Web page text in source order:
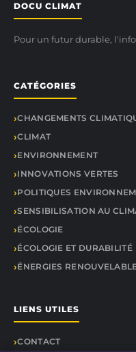
DOCU CLIMAT
Pour un futur durable,
CATÉGORIES
CHANGEMENTS
CLIMAT
ENVIRONNEMENT
INNOVATIONS VERTES
POLITIQUES
SENSIBILISATION AU
ÉCOLOGIE
ÉCOLOGIE ET DURABILITÉ
ÉNERGIES
LIENS UTILES
CONTACT